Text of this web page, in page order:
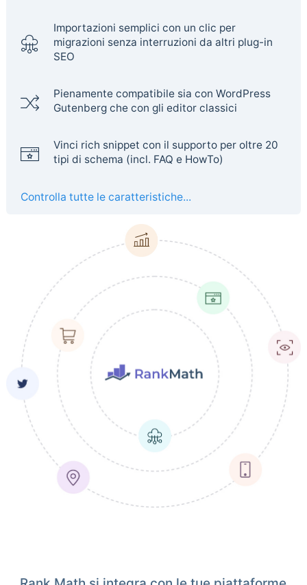
Importazioni semplici con un clic per
migrazioni senza interruzioni da altri plug-in
SEO
Pienamente compatibile sia con WordPress
Gutenberg che con gli editor classici
Vinci rich snippet con il supporto per oltre 20
tipi di schema (incl. FAQ e HowTo)
Controlla tutte le caratteristiche...